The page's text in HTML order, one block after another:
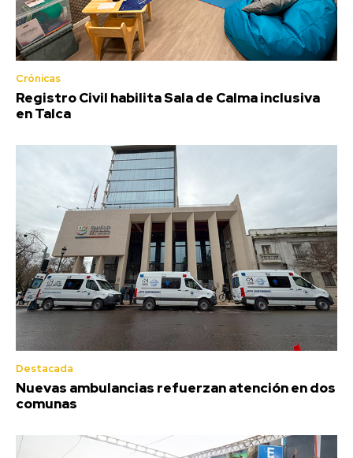
Crónicas
Registro Civil habilita Sala de Calma inclusiva
en Talca
Destacada
Nuevas ambulancias refuerzan atención en dos
comunas